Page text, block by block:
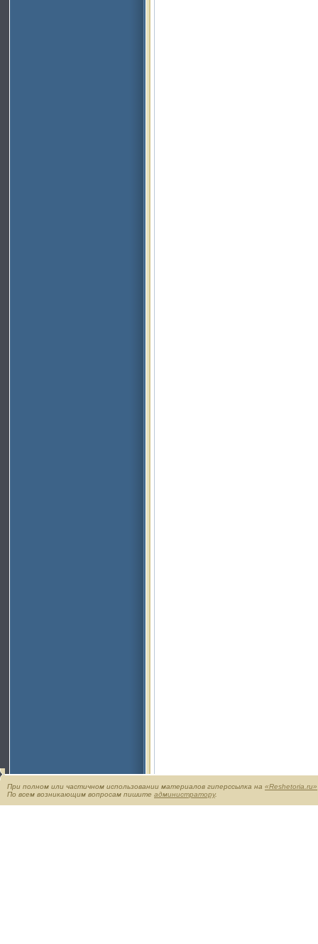
При полном или частичном использовании материалов гиперссылка на «Reshetoria.ru»
По всем возникающим вопросам пишите администратору.